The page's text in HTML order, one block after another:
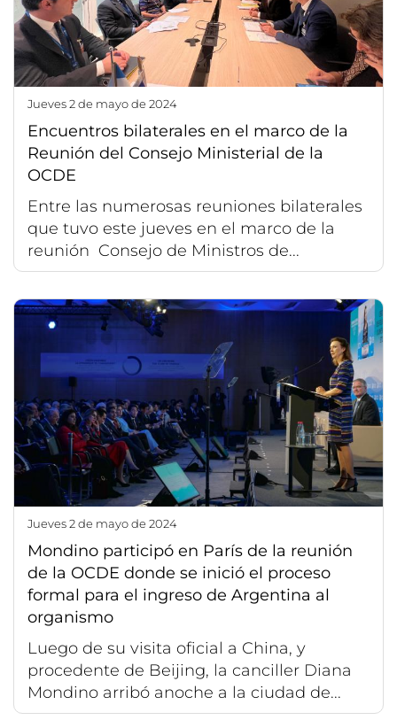
jueves 2 de mayo de 2024
Encuentros bilaterales en el marco de la
Reunión del Consejo Ministerial de la
OCDE
Entre las numerosas reuniones bilaterales
que tuvo este jueves en el marco de la
reunión Consejo de Ministros de...
jueves 2 de mayo de 2024
Mondino participó en París de la reunión
de la OCDE donde se inició el proceso
formal para el ingreso de Argentina al
organismo
Luego de su visita oficial a China, y
procedente de Beijing, la canciller Diana
Mondino arribó anoche a la ciudad de...